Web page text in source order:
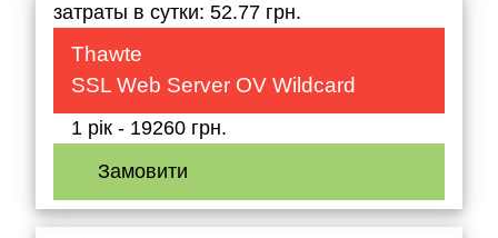
затраты в сутки: 52.77 грн.
Thawte
SSL Web Server OV Wildcard
1 рік - 19260 грн.
Замовити